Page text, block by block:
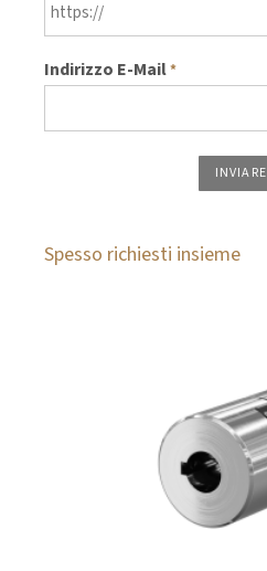
Indirizzo E-Mail*
INVIARE
Spesso richiesti insieme